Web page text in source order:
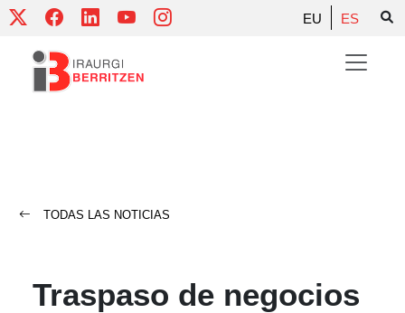
Skip
content
EU ES
TODAS LAS NOTICIAS
Traspaso de negocios